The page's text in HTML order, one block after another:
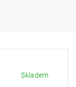
Skladem